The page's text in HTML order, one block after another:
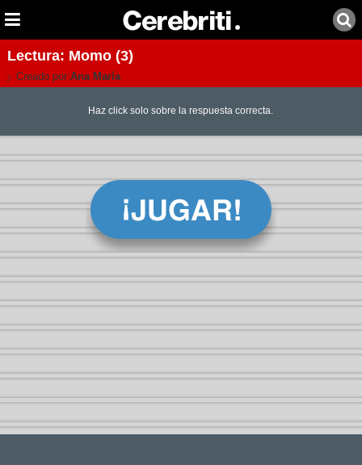
Lectura: Momo (3)
Creado por:Ana María
Haz click solo sobre la respuesta correcta.